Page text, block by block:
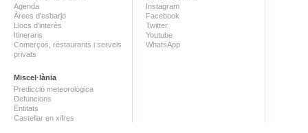
Agenda
Àrees d'esbarjo
Llocs d'interès
Itineraris
Comerços, restaurants i serveis
privats
Miscel·lània
Predicció meteorològica
Defuncions
Entitats
Castellar en xifres
Instagram
Facebook
Twitter
Youtube
WhatsApp